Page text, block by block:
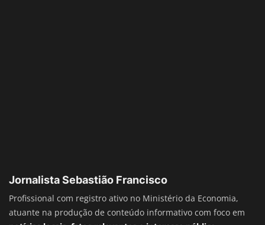
Jornalista Sebastião Francisco
Profissional com registro ativo no Ministério da Economia,
atuante na produção de conteúdo informativo com foco em